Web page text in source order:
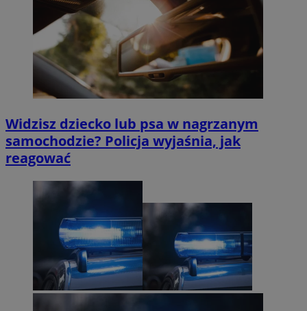
Widzisz dziecko lub psa w nagrzanym
samochodzie? Policja wyjaśnia, jak
reagować